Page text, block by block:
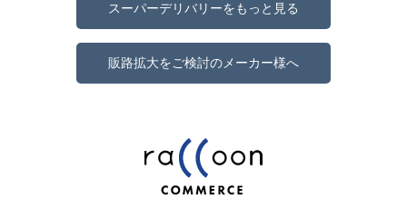
スーパーデリバリーをもっと見る
販路拡大をご検討のメーカー様へ